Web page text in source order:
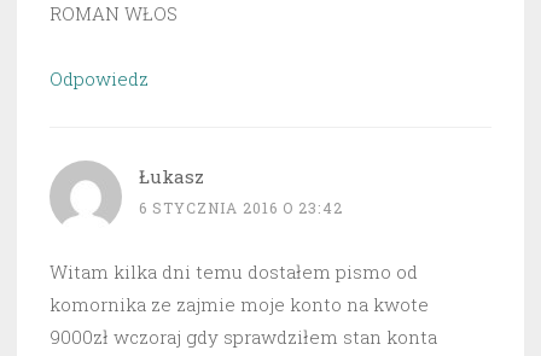
ROMAN WŁOS
Odpowiedz
Łukasz
6 STYCZNIA 2016 O 23:42
Witam kilka dni temu dostałem pismo od
komornika ze zajmie moje konto na kwote
9000zł wczoraj gdy sprawdziłem stan konta